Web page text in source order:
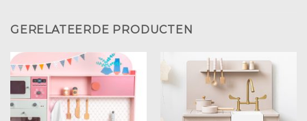
GERELATEERDE PRODUCTEN